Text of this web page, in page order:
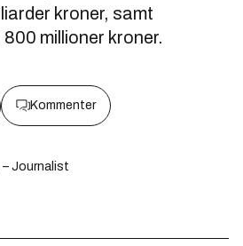
kroner, samt
millioner kroner.
Kommenter
– Journalist